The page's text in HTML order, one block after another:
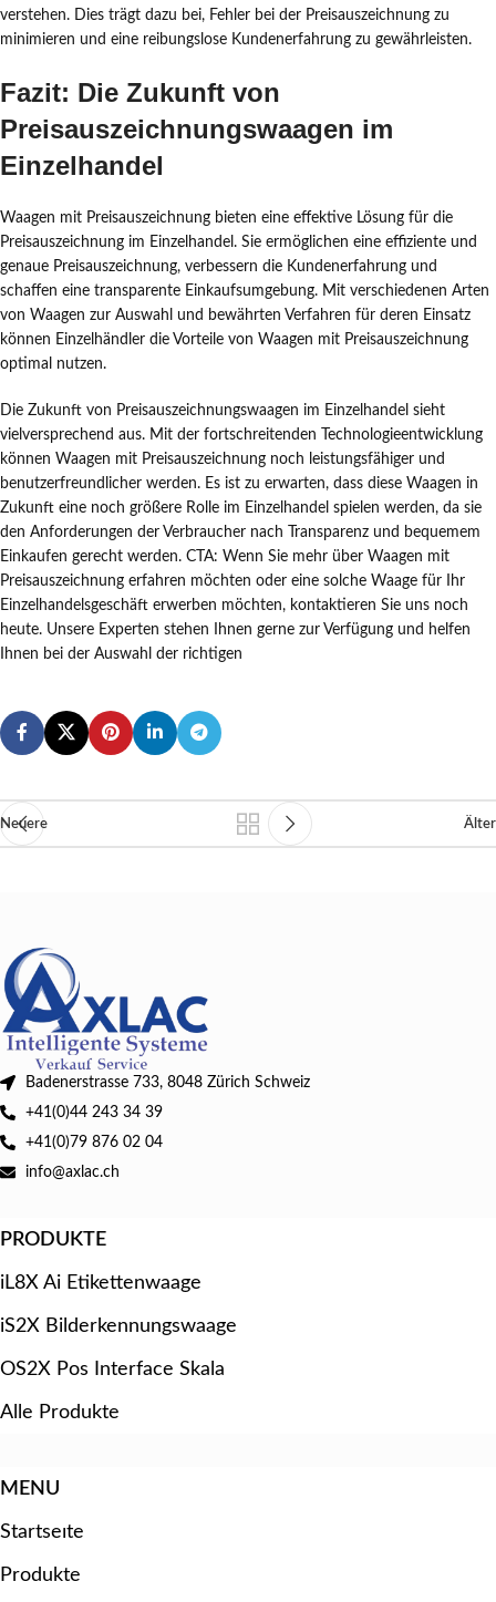
verstehen. Dies trägt dazu bei, Fehler bei der Preisauszeichnung zu
minimieren und eine reibungslose Kundenerfahrung zu gewährleisten.
Fazit: Die Zukunft von
Preisauszeichnungswaagen im
Einzelhandel
Waagen mit Preisauszeichnung bieten eine effektive Lösung für die
Preisauszeichnung im Einzelhandel. Sie ermöglichen eine effiziente und
genaue Preisauszeichnung, verbessern die Kundenerfahrung und
schaffen eine transparente Einkaufsumgebung. Mit verschiedenen Arten
von Waagen zur Auswahl und bewährten Verfahren für deren Einsatz
können Einzelhändler die Vorteile von Waagen mit Preisauszeichnung
optimal nutzen.
Die Zukunft von Preisauszeichnungswaagen im Einzelhandel sieht
vielversprechend aus. Mit der fortschreitenden Technologieentwicklung
können Waagen mit Preisauszeichnung noch leistungsfähiger und
benutzerfreundlicher werden. Es ist zu erwarten, dass diese Waagen in
Zukunft eine noch größere Rolle im Einzelhandel spielen werden, da sie
den Anforderungen der Verbraucher nach Transparenz und bequemem
Einkaufen gerecht werden. CTA: Wenn Sie mehr über Waagen mit
Preisauszeichnung erfahren möchten oder eine solche Waage für Ihr
Einzelhandelsgeschäft erwerben möchten, kontaktieren Sie uns noch
heute. Unsere Experten stehen Ihnen gerne zur Verfügung und helfen
Ihnen bei der Auswahl der richtigen
Neuere Älter
Badenerstrasse 733, 8048 Zürich Schweiz
+41(0)44 243 34 39
+41(0)79 876 02 04
info@axlac.ch
PRODUKTE
iL8X Ai Etikettenwaage
iS2X Bilderkennungswaage
OS2X Pos Interface Skala
Alle Produkte
MENU
Startseıte
Produkte